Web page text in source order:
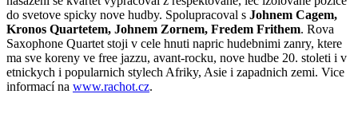
do svetove spicky nove hudby. Spolupracoval s Johnem Cagem,
Kronos Quartetem, Johnem Zornem, Fredem Frithem. Rova
Saxophone Quartet stoji v cele hnuti napric hudebnimi zanry, ktere
ma sve koreny ve free jazzu, avant-rocku, nove hudbe 20. stoleti i v
etnickych i popularnich stylech Afriky, Asie i zapadnich zemi. Vice
informací na www.rachot.cz.